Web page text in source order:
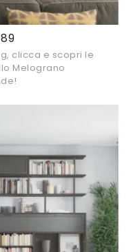
clicca e scopri le
Melograno